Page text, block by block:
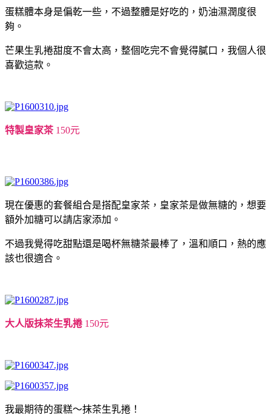
蛋糕體本身是偏乾一些，不過整體是好吃的，奶油濕潤度很
夠。
芒果生乳捲甜度不會太高，整個吃完不會覺得膩口，我個人很
喜歡這款。
特製皇家茶150元
現在優惠的套餐組合是搭配皇家茶，皇家茶是做無糖的，想要
額外加糖可以請店家添加。
不過我覺得吃甜點還是喝杯無糖茶最棒了，溫和順口，熱的應
該也很適合。
大人版抹茶生乳捲150元
我最期待的蛋糕～抹茶生乳捲！